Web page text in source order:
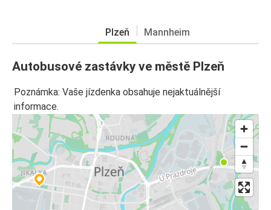
Plzeň Mannheim
Autobusové zastávky ve městě Plzeň
Poznámka: Vaše jízdenka obsahuje nejaktuálnější
informace.